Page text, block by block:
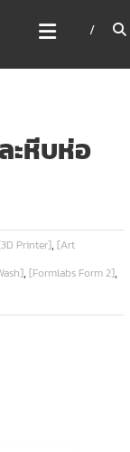
ะหีบห่อ
Printer],[Art
,[Formlabs Form 2],